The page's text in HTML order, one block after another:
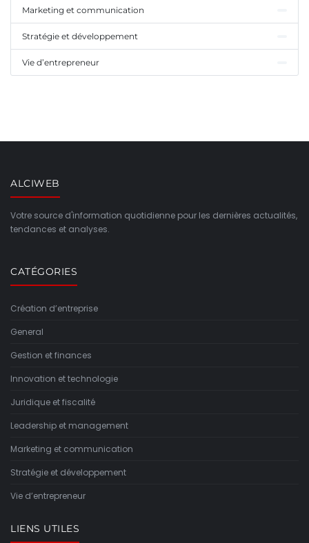
Marketing et communication
Stratégie et développement
Vie d’entrepreneur
ALCIWEB
Votre source d'information quotidienne pour les dernières actualités,
tendances et analyses.
CATÉGORIES
Création d’entreprise
General
Gestion et finances
Innovation et technologie
Juridique et fiscalité
Leadership et management
Marketing et communication
Stratégie et développement
Vie d’entrepreneur
LIENS UTILES